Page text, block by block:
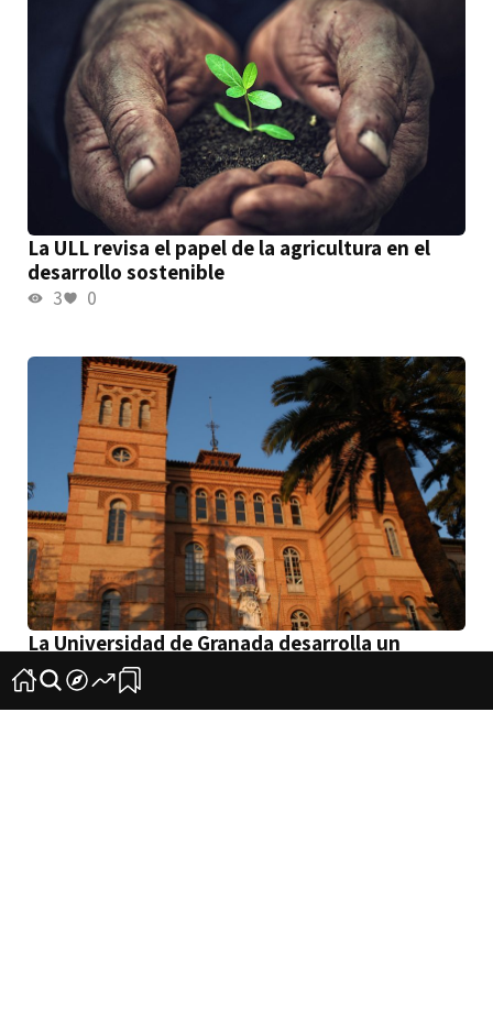
La ULL revisa el papel de la agricultura en el
desarrollo sostenible
3 0
La Universidad de Granada desarrolla un
software para ahorrar energía
6 0